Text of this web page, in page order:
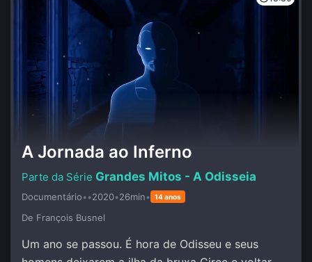
A Jornada ao Inferno
Grandes Mitos - A Odisseia
Documentário••2020•26min• 14 anos
De François Busnel
Um ano se passou. É hora de Odisseu e seus